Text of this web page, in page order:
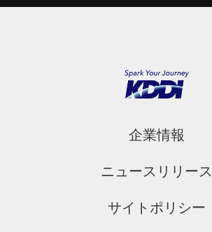
企業情報
ニュースリリース
サイトポリシー